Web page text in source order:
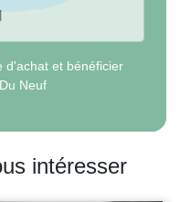
d'achat et bénéficier
Neuf
intéresser